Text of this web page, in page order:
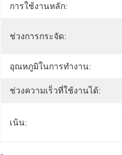
การใช้งานหลัก:
ช่วงการกระจัด:
อุณหภูมิในการทำงาน:
ช่วงความเร็วที่ใช้งานได้:
เน้น: